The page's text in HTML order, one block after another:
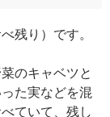
残り）です。
のキャベツと
た実などを混
ていて、残し